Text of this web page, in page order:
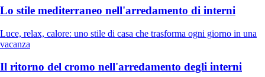
Lo stile mediterraneo nell'arredamento di interni
Luce, relax, calore: uno stile di casa che trasforma ogni giorno in una
vacanza
Il ritorno del cromo nell'arredamento degli interni